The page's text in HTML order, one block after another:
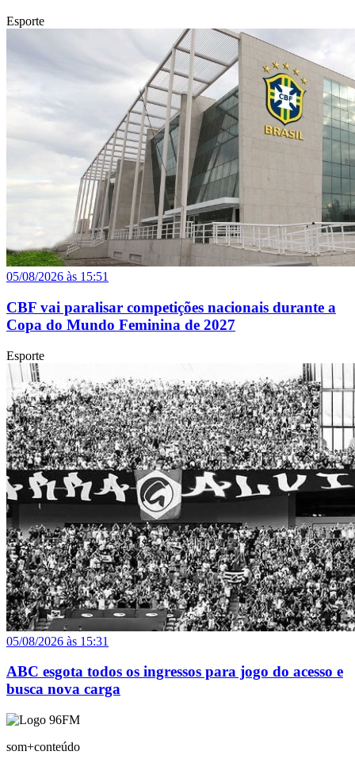
Esporte
05/08/2026 às 15:51
CBF vai paralisar competições nacionais durante a
Copa do Mundo Feminina de 2027
Esporte
05/08/2026 às 15:31
ABC esgota todos os ingressos para jogo do acesso e
busca nova carga
som+conteúdo